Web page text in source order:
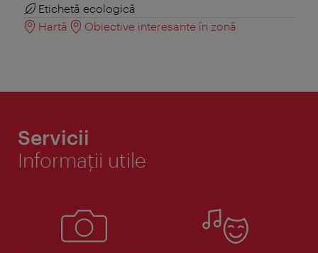
Etichetă ecologică
Hartă
Obiective interesante în zonă
Servicii
Informaţii utile